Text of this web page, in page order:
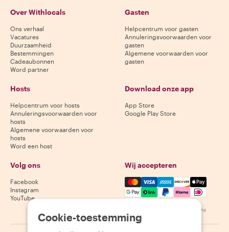
Over Withlocals
Ons verhaal
Vacatures
Duurzaamheid
Bestemmingen
Cadeaubonnen
Word partner
Gasten
Helpcentrum voor gasten
Annuleringsvoorwaarden voor
gasten
Algemene voorwaarden voor
gasten
Hosts
Helpcentrum voor hosts
Annuleringsvoorwaarden voor
hosts
Algemene voorwaarden voor
hosts
Word een host
Download onze app
App Store
Google Play Store
Volg ons
Facebook
Instagram
YouTube
Wij accepteren
Mastercard, Visa, Amex,
Beschikbaarheid varieert per bestemming
Cookie-toestemming